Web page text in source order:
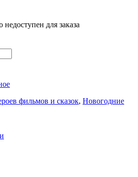
для заказа
фильмов и сказок, Новогодние